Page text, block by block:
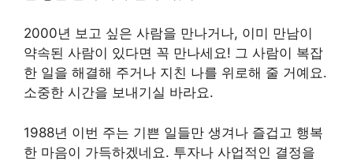
2000년 보고 싶은 사람을 만나거나, 이미 만남이
약속된 사람이 있다면 꼭 만나세요! 그 사람이 복잡
한 일을 해결해 주거나 지친 나를 위로해 줄 거예요.
소중한 시간을 보내기실 바라요.
1988년 이번 주는 기쁜 일들만 생겨나 즐겁고 행복
한 마음이 가득하겠네요. 투자나 사업적인 결정을